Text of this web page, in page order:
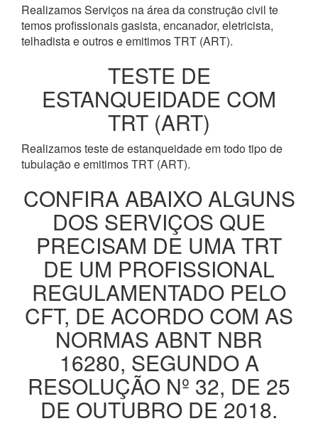
Realizamos Serviços na área da construção civil te
temos profissionais gasista, encanador, eletricista,
telhadista e outros e emitimos TRT (ART).
TESTE DE
ESTANQUEIDADE COM
TRT (ART)
Realizamos teste de estanqueidade em todo tipo de
tubulação e emitimos TRT (ART).
CONFIRA ABAIXO ALGUNS
DOS SERVIÇOS QUE
PRECISAM DE UMA TRT
DE UM PROFISSIONAL
REGULAMENTADO PELO
CFT, DE ACORDO COM AS
NORMAS ABNT NBR
16280, SEGUNDO A
RESOLUÇÃO Nº 32, DE 25
DE OUTUBRO DE 2018.